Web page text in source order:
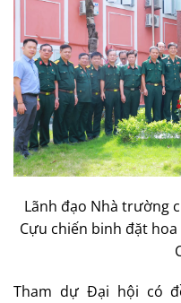
Lãnh đạo Nhà trường
Cựu chiến binh đặt
Tham dự Đại hội có